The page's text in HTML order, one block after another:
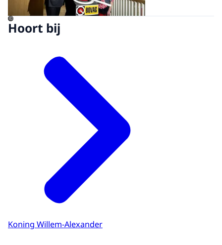
©
Hoort bij
Koning Willem-Alexander